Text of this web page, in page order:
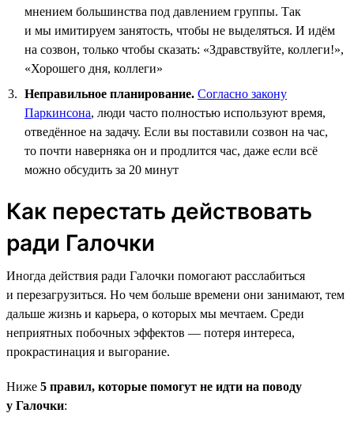
мнением большинства под давлением группы. Так
и мы имитируем занятость, чтобы не выделяться. И идём
на созвон, только чтобы сказать: «Здравствуйте, коллеги!»,
«Хорошего дня, коллеги»
Неправильное планирование. Согласно закону
Паркинсона, люди часто полностью используют время,
отведённое на задачу. Если вы поставили созвон на час,
то почти наверняка он и продлится час, даже если всё
можно обсудить за 20 минут
Как перестать действовать
ради Галочки
Иногда действия ради Галочки помогают расслабиться
и перезагрузиться. Но чем больше времени они занимают, тем
дальше жизнь и карьера, о которых мы мечтаем. Среди
неприятных побочных эффектов — потеря интереса,
прокрастинация и выгорание.
Ниже 5 правил, которые помогут не идти на поводу
у Галочки: